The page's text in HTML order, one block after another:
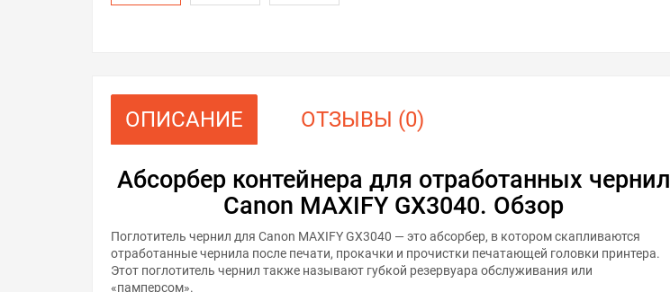
ОПИСАНИЕ ОТЗЫВЫ (0)
Абсорбер контейнера для отработанных чернил
Canon MAXIFY GX3040. Обзор
Поглотитель чернил для Canon MAXIFY GX3040 — это абсорбер, в котором скапливаются
отработанные чернила после печати, прокачки и прочистки печатающей головки принтера.
Этот поглотитель чернил также называют губкой резервуара обслуживания или
«памперсом».